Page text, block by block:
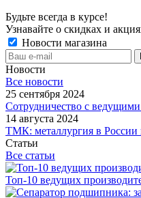
Будьте всегда в курсе!
Узнавайте о скидках и
Новости магазина
Новости
Все новости
25 сентября 2024
Сотрудничество с
14 августа 2024
ТМК: металлургия в России
Статьи
Все статьи
Топ-10 ведущих